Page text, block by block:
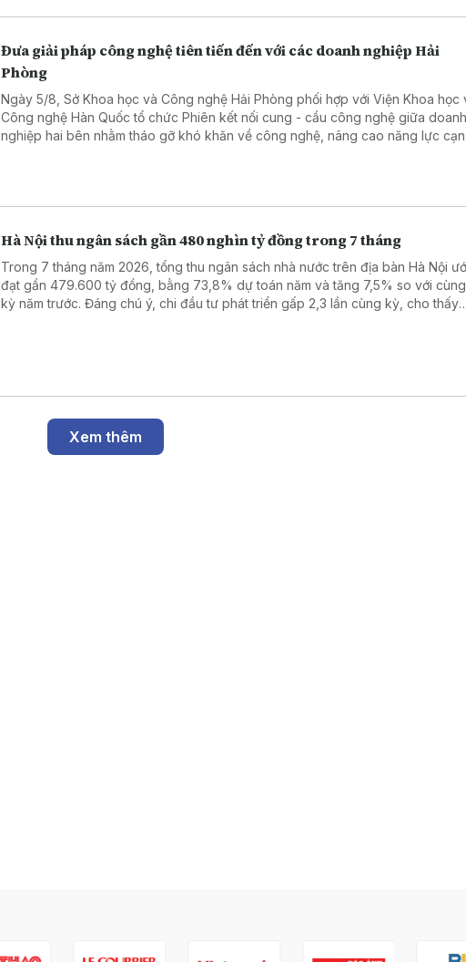
Đưa giải pháp công nghệ tiên tiến đến với các doanh nghiệp Hải
Phòng
Ngày 5/8, Sở Khoa học và Công nghệ Hải Phòng phối hợp với Viện Khoa học
Công nghệ Hàn Quốc tổ chức Phiên kết nối cung - cầu công nghệ giữa doanh
nghiệp hai bên nhằm tháo gỡ khó khăn về công nghệ, nâng cao năng lực
Hà Nội thu ngân sách gần 480 nghìn tỷ đồng trong 7 tháng
Trong 7 tháng năm 2026, tổng thu ngân sách nhà nước trên địa bàn Hà Nội
đạt gần 479.600 tỷ đồng, bằng 73,8% dự toán năm và tăng 7,5% so với cùng
kỳ năm trước. Đáng chú ý, chi đầu tư phát triển gấp 2,3 lần cùng kỳ, cho thấy
Xem thêm